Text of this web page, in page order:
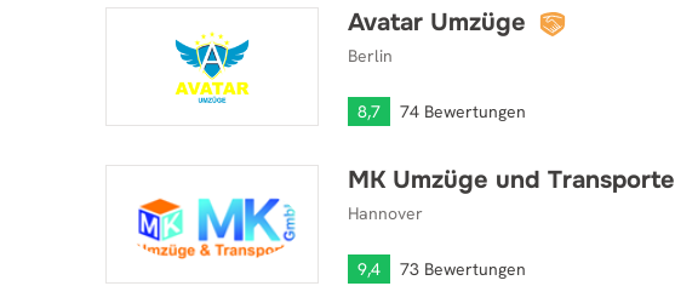
Avatar Umzüge
Berlin
8,7 74 Bewertungen
MK Umzüge und Transporte
Hannover
9,4 73 Bewertungen